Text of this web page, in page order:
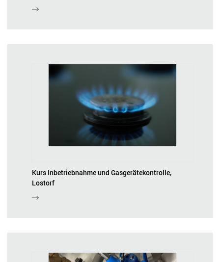
Kurs Inbetriebnahme und Gasgerätekontrolle,
Lostorf